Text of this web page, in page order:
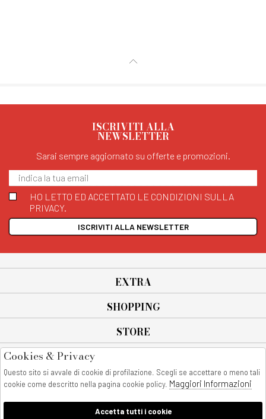
ISCRIVITI ALLA
NEWSLETTER
Sarai sempre aggiornato su offerte e promozioni.
HO LETTO ED ACCETTATO LE CONDIZIONI SULLA
PRIVACY.
ISCRIVITI ALLA NEWSLETTER
EXTRA
SHOPPING
STORE
All rights reserved - © Copyright 2026
AnyAnyluxury srl - Sede Legale: Corso Vittorio Emanuele 90/A - 80053
castellammare di stabia - Italia
Cookies & Privacy
Questo sito si avvale di cookie di profilazione. Scegli se accettare o meno tali
cookie come descritto nella pagina cookie policy. Maggiori Informazioni
Accetta tutti i cookie